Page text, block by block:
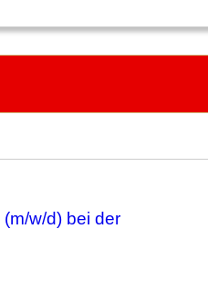
(m/w/d) bei der